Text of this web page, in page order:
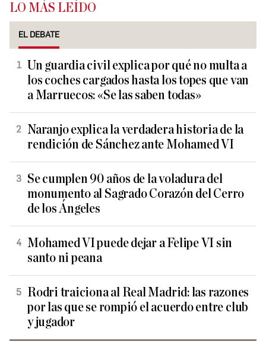
LO MÁS LEÍDO
EL DEBATE
Un guardia civil explica por qué no multa a
los coches cargados hasta los topes que van
a Marruecos: «Se las saben todas»
Naranjo explica la verdadera historia de la
rendición de Sánchez ante Mohamed VI
Se cumplen 90 años de la voladura del
monumento al Sagrado Corazón del Cerro
de los Ángeles
Mohamed VI puede dejar a Felipe VI sin
santo ni peana
Rodri traiciona al Real Madrid: las razones
por las que se rompió el acuerdo entre club
y jugador